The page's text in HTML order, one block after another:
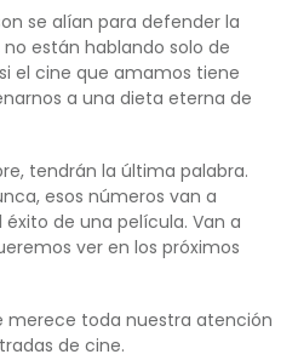
se alían para defender la
están hablando solo de
el cine que amamos tiene
a una dieta eterna de
tendrán la última palabra.
esos números van a
de una película. Van a
ver en los próximos
merece toda nuestra atención
de cine.